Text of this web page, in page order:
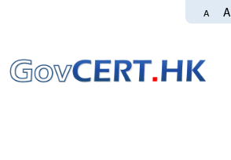
A A